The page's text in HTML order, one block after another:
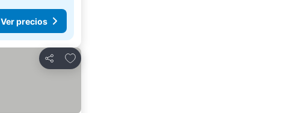
Ver precios
Compartir
Agregar a favoritos